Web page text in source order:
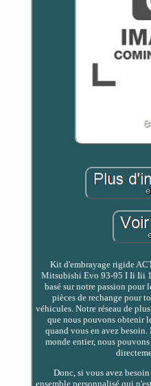
Kit d'embrayage rigide
Mitsubishi Evo 93-95 I Ii Iii
basé sur notre passion pour
pièces de rechange pour
véhicules. Notre réseau de
que nous pouvons obtenir
quand vous en avez
monde entier, nous
Donc, si vous avez
ensemble personnalisé qui